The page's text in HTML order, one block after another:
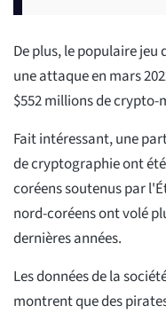
De plus, le populaire
une attaque en mars
$552 millions de crypto-
Fait intéressant, une
de cryptographie ont
coréens soutenus par
nord-coréens ont volé
dernières années.
Les données de la
montrent que des